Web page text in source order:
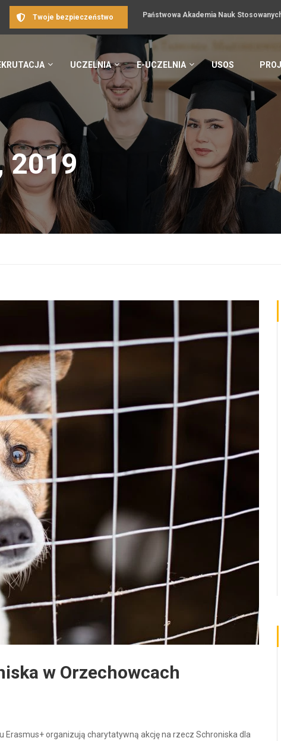
Państwowa Akademia Nauk
Twoje bezpieczeństwo
UCZELNIA E-UCZELNIA USOS
2019
w Orzechowcach
Erasmus+ organizują charytatywną akcję na rzecz Schroniska dla